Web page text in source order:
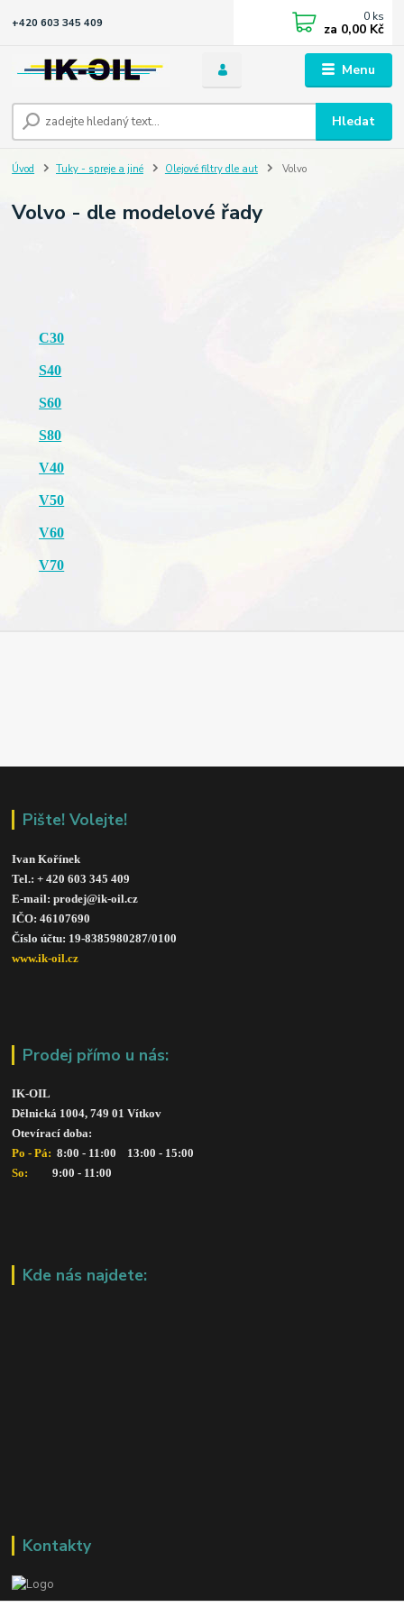
Menu
Hledat
+420 603 345 409 0 ks
za 0,00 Kč
Úvod Tuky - spreje a jiné Olejové filtry dle aut Volvo
Volvo - dle modelové řady
C30
S40
S60
S80
V40
V50
V60
V70
Pište! Volejte!
Ivan Kořínek
Tel.: + 420 603 345 409
E-mail: prodej@ik-oil.cz
IČO: 46107690
Číslo účtu: 19-8385980287/0100
www.ik-oil.cz
Prodej přímo u nás:
IK-OIL
Dělnická 1004, 749 01 Vítkov
Otevírací doba:
Po - Pá: 8:00 - 11:00    13:00 - 15:00
So:
      9:00 - 11:00
Kde nás najdete:
Kontakty